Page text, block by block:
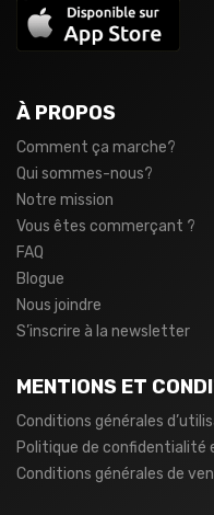
À PROPOS
Comment ça marche?
Qui sommes-nous?
Notre mission
Vous êtes commerçant ?
FAQ
Blogue
Nous joindre
S’inscrire à la newsletter
MENTIONS ET
Conditions générales
Politique de confidentialité
Conditions générales de